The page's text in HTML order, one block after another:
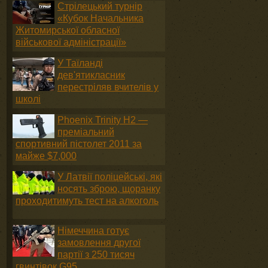
Стрілецький турнір
«Кубок Начальника
Житомирської обласної
військової адміністрації»
У Таїланді
дев'ятикласник
перестріляв вчителів у
школі
Phoenix Trinity H2 —
преміальний
спортивний пістолет 2011 за
майже $7,000
У Латвії поліцейські, які
носять зброю, щоранку
проходитимуть тест на алкоголь
Німеччина готує
замовлення другої
партії з 250 тисяч